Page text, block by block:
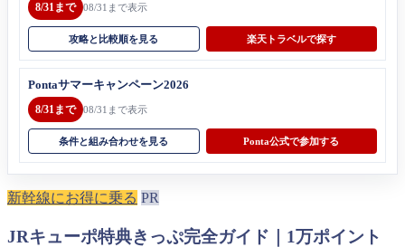
8/31まで 08/31まで表示
攻略と比較順を見る 楽天トラベルで探す
Pontaサマーキャンペーン2026
8/31まで 08/31まで表示
条件と組み合わせを見る Ponta公式で参加する
新幹線にお得に乗る PR
JRキューポ特典きっぷ完全ガイド｜1万ポイント